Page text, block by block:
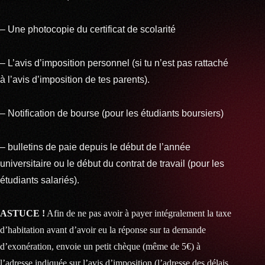
– Une photocopie du certificat de scolarité
– L’avis d’imposition personnel (si tu n’est pas rattaché
à l’avis d’imposition de tes parents).
– Notification de bourse (pour les étudiants boursiers)
– bulletins de paie depuis le début de l’année
universitaire ou le début du contrat de travail (pour les
étudiants salariés).
ASTUCE ! Afin de ne pas avoir à payer intégralement la taxe
d’habitation avant d’avoir eu la réponse sur ta demande
d’exonération, envoie un petit chèque (même de 5€) à